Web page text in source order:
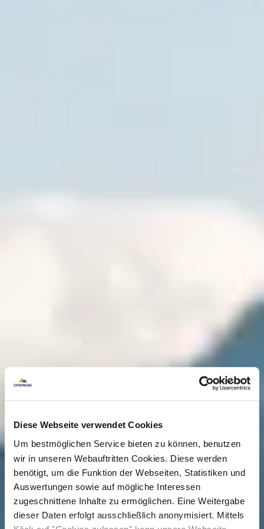
Diese Webseite verwendet Cookies
Um bestmöglichen Service bieten zu können, benutzen
wir in unseren Webauftritten Cookies. Diese werden
benötigt, um die Funktion der Webseiten, Statistiken und
Auswertungen sowie auf mögliche Interessen
zugeschnittene Inhalte zu ermöglichen. Eine Weitergabe
dieser Daten erfolgt ausschließlich anonymisiert. Mittels